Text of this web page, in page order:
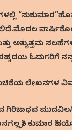
ಅತ್ಯುತ್ತಮ
ಓದುಗರಿಗೆ ನನ್ನ
ಲೇಖನಗಳ
ಗಿರಿಜಾಧವ
ಶ್ರೀ ಕುಮಾರ